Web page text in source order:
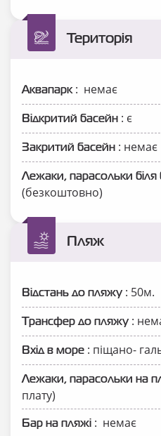
Територія
Аквапарк: немає
Відкритий басейн : є
Закритий басейн : немає
Лежаки, парасольки біля
(безкоштовно)
Пляж
Відстань до пляжу : 50м.
Трансфер до пляжу :
Вхід в море : піщано-
Лежаки, парасольки на
плату)
Бар на пляжі : немає